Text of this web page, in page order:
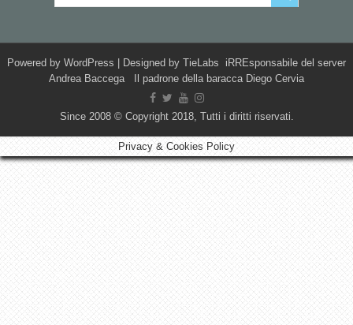
Powered by WordPress | Designed by TieLabs iRREsponsabile del server
Andrea Baccega Il padrone della baracca Diego Cervia
Since 2008 © Copyright 2018, Tutti i diritti riservati.
Privacy & Cookies Policy